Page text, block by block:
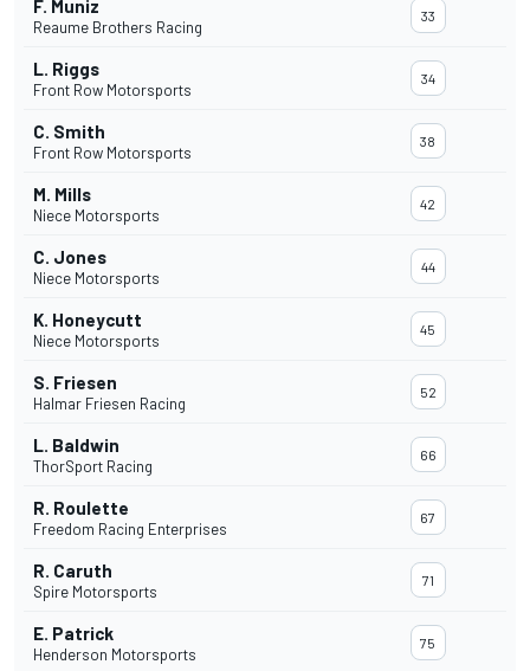
F. Muniz
Reaume Brothers Racing
33
L. Riggs
Front Row Motorsports
34
C. Smith
Front Row Motorsports
38
M. Mills
Niece Motorsports
42
C. Jones
Niece Motorsports
44
K. Honeycutt
Niece Motorsports
45
S. Friesen
Halmar Friesen Racing
52
L. Baldwin
ThorSport Racing
66
R. Roulette
Freedom Racing Enterprises
67
R. Caruth
Spire Motorsports
71
E. Patrick
Henderson Motorsports
75